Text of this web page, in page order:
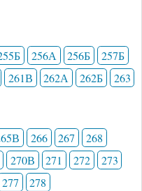
256А 256Б
257Б
261В 262А 262Б 263
266 267
268
270В 271 272
273
277 278